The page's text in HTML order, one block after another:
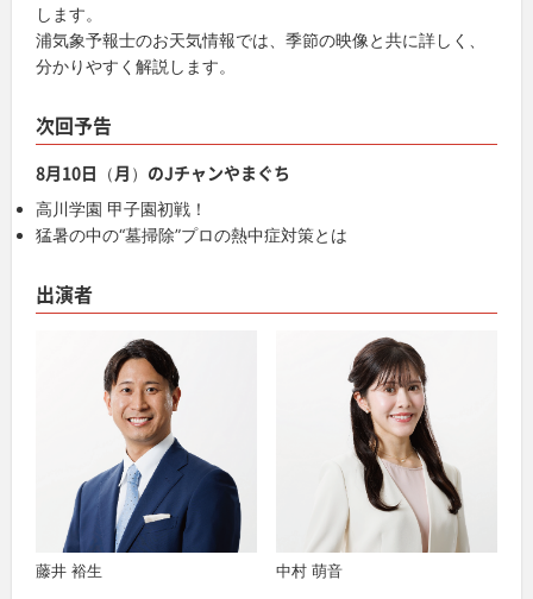
します。
浦気象予報士のお天気情報では、季節の映像と共に詳しく、
分かりやすく解説します。
次回予告
8月10日（月）のJチャンやまぐち
高川学園 甲子園初戦！
猛暑の中の“墓掃除”プロの熱中症対策とは
出演者
藤井 裕生 中村 萌音